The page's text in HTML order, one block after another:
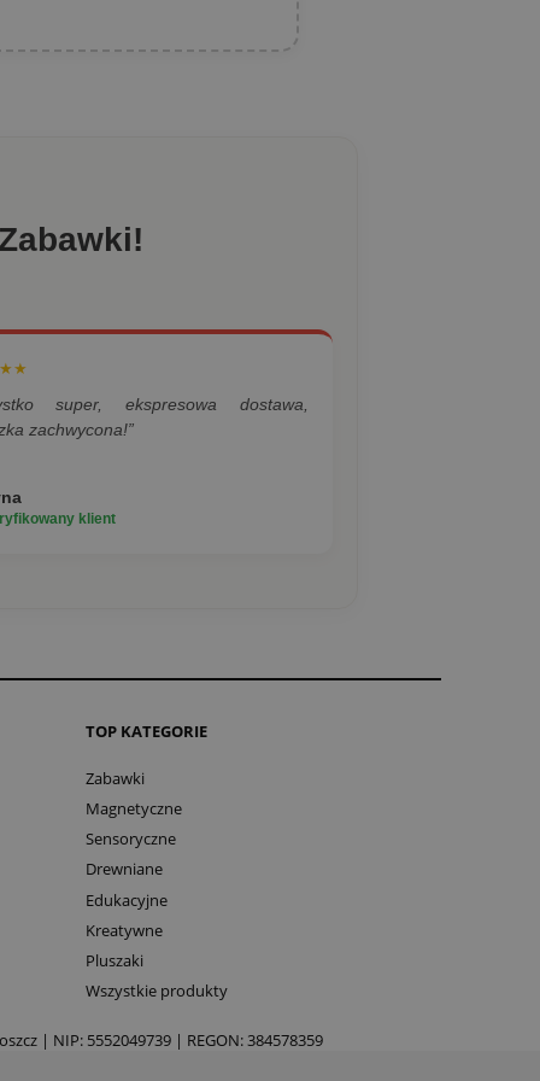
super, ekspresowa dostawa,
zachwycona!”
klient
TOP KATEGORIE
Zabawki
Magnetyczne
Sensoryczne
Drewniane
Edukacyjne
Kreatywne
Pluszaki
Wszystkie produkty
| NIP: 5552049739 | REGON: 384578359